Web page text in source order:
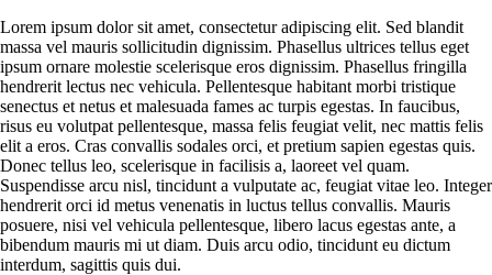
Lorem ipsum dolor sit amet, consectetur adipiscing elit. Sed blandit
massa vel mauris sollicitudin dignissim. Phasellus ultrices tellus eget
ipsum ornare molestie scelerisque eros dignissim. Phasellus fringilla
hendrerit lectus nec vehicula. Pellentesque habitant morbi tristique
senectus et netus et malesuada fames ac turpis egestas. In faucibus,
risus eu volutpat pellentesque, massa felis feugiat velit, nec mattis felis
elit a eros. Cras convallis sodales orci, et pretium sapien egestas quis.
Donec tellus leo, scelerisque in facilisis a, laoreet vel quam.
Suspendisse arcu nisl, tincidunt a vulputate ac, feugiat vitae leo. Integer
hendrerit orci id metus venenatis in luctus tellus convallis. Mauris
posuere, nisi vel vehicula pellentesque, libero lacus egestas ante, a
bibendum mauris mi ut diam. Duis arcu odio, tincidunt eu dictum
interdum, sagittis quis dui.